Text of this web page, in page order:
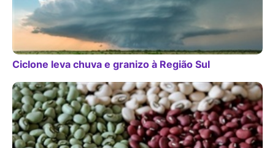
Ciclone leva chuva e granizo à Região Sul